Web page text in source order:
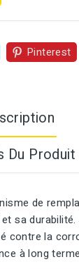
Pinterest
Du Produit
de
sa
contre la
à long